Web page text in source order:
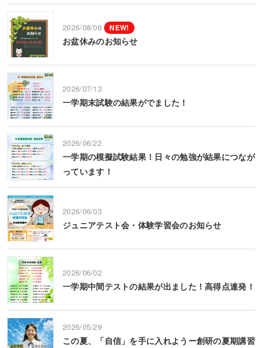
2026/08/06 NEW!
お盆休みのお知らせ
2026/07/13
一学期末試験の結果がでました！
2026/06/22
一学期の模擬試験結果！日々の勉強が結果につなが
っています！
2026/06/03
ジュニアテスト会・体験学習会のお知らせ
2026/06/02
一学期中間テストの結果が出ました！高得点連発！
2026/05/29
この夏、「自信」を手に入れようー創研の夏期講習